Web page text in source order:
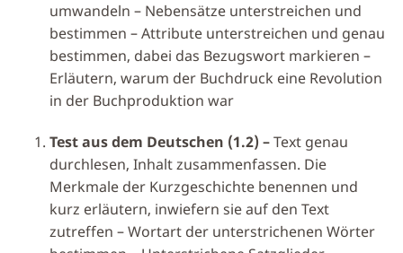
umwandeln – Nebensätze unterstreichen und
bestimmen – Attribute unterstreichen und genau
bestimmen, dabei das Bezugswort markieren –
Erläutern, warum der Buchdruck eine Revolution
in der Buchproduktion war
Test aus dem Deutschen (1.2) –Text genau
durchlesen, Inhalt zusammenfassen. Die
Merkmale der Kurzgeschichte benennen und
kurz erläutern, inwiefern sie auf den Text
zutreffen – Wortart der unterstrichenen Wörter